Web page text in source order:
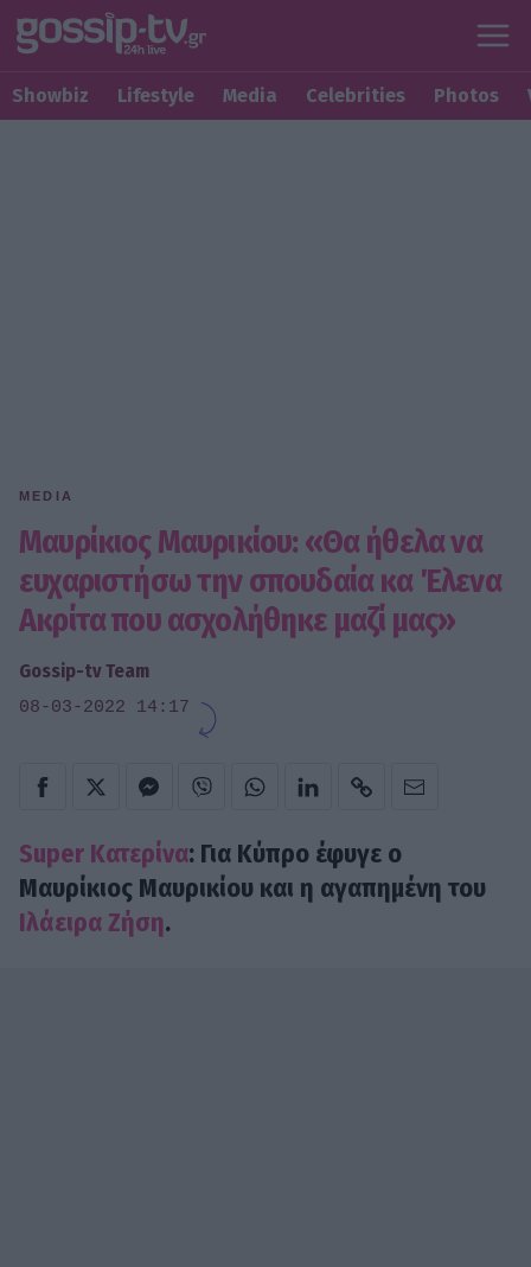
Showbiz Lifestyle Media Celebrities Photos
MEDIA
Μαυρίκιος Μαυρικίου: «Θα ήθελα να
ευχαριστήσω την σπουδαία κα Έλενα
Ακρίτα που ασχολήθηκε μαζί μας»
Gossip-tv Team
08-03-2022 14:17
Super Κατερίνα: Για Κύπρο έφυγε ο
Μαυρίκιος Μαυρικίου και η αγαπημένη του
Ιλάειρα Ζήση.